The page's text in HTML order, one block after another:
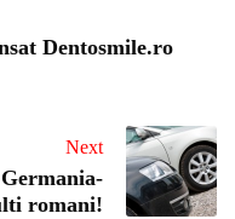
Dentosmile.ro
Next
romani!